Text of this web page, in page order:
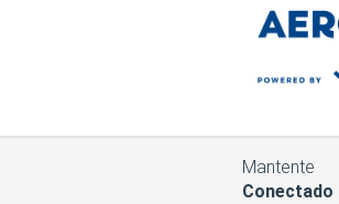
Mantente
Conectado